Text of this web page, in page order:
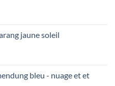
jaune soleil
bleu - nuage et et